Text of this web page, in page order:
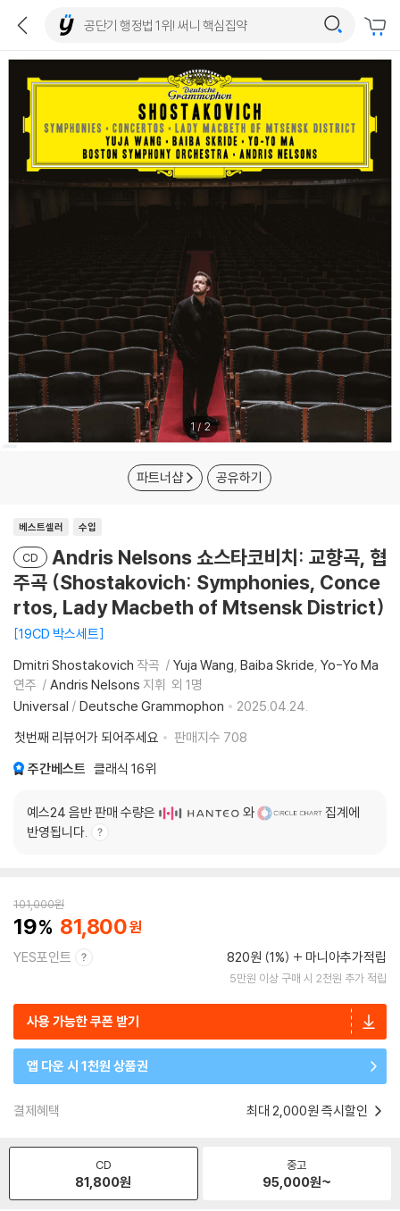
1/2
파트너샵 공유하기
베스트셀러 수입
CD
Andris Nelsons 쇼스타코비치: 교향곡, 협
주곡 (Shostakovich: Symphonies, Conce
rtos, Lady Macbeth of Mtsensk District)
19CD 박스세트
Dmitri Shostakovich 작곡 Yuja Wang Baiba Skride Yo-Yo Ma
연주
Andris Nelsons 지휘 외 1명
Universal / Deutsche Grammophon
2025.04.24.
첫번째 리뷰어가 되어주세요
판매지수 708
주간베스트 클래식 16위
예스24 음반 판매 수량은 와
집계에
반영됩니다.
101,000원
19 81,800
YES포인트 820원 (1%) 마니아추가적립
5만원 이상 구매 시 2천원 추가 적립
사용 가능한 쿠폰 받기
앱 다운 시 1천원 상품권
결제혜택 최대 2,000원 즉시할인
CD
81,800원
중고
95,000원~